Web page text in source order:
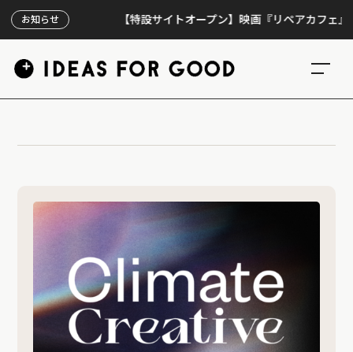
お知らせ 【特設サイトオープン】映画『リペアカフェ』、上